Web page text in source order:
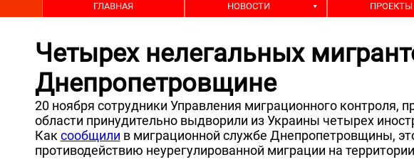
ГЛАВНАЯ НОВОСТИ ПРОЕКТЫ
Четырех нелегальных
Днепропетровщине
20 ноября сотрудники Управления миграционного
области принудительно выдворили из Украины четырех
Как сообщили в миграционной службе Днепропетровщины,
противодействию неурегулированной миграции на